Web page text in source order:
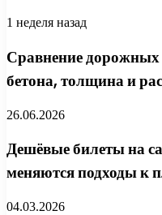
1 неделя назад
Сравнение
бетона, толщина и
26.06.2026
Дешёвые билеты на
меняются подходы к
04.03.2026